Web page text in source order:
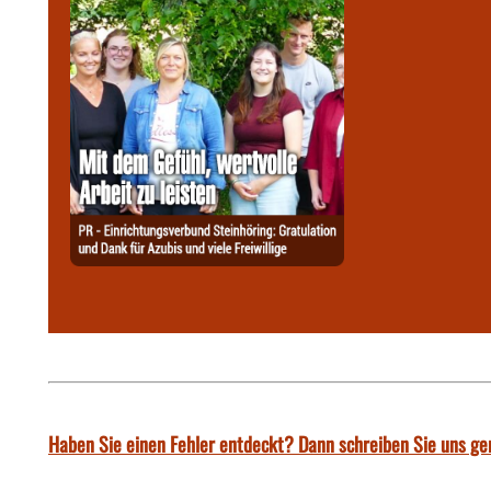
Haben Sie einen Fehler entdeckt? Dann schreiben Sie uns